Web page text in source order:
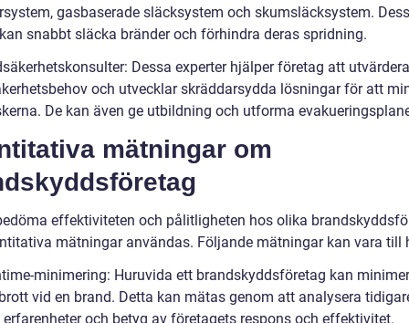
gasbaserade släcksystem och skumsläcksystem.
snabbt släcka bränder och förhindra deras spridning.
Dessa experter hjälper företag att
och utvecklar skräddarsydda lösningar för att
De kan även ge utbildning och utforma
mätningar om
effektiviteten och pålitligheten hos olika
mätningar användas. Följande mätningar kan vara till
minimering: Huruvida ett brandskyddsföretag kan
vid en brand. Detta kan mätas genom att analysera
erfarenheter och betyg av företagets respons och effektivitet.